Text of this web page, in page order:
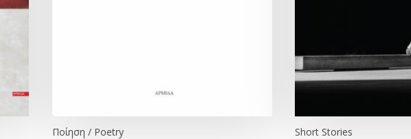
Ποίηση / Poetry Short Stories